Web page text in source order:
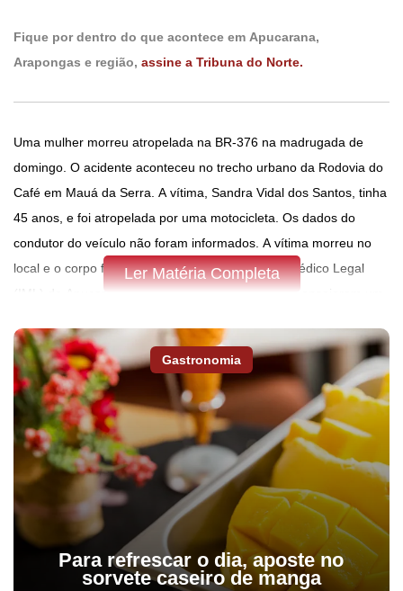
Fique por dentro do que acontece em Apucarana,
Arapongas e região, assine a Tribuna do Norte.
Uma mulher morreu atropelada na BR-376 na madrugada de
domingo. O acidente aconteceu no trecho urbano da Rodovia do
Café em Mauá da Serra. A vítima, Sandra Vidal dos Santos, tinha
45 anos, e foi atropelada por uma motocicleta. Os dados do
condutor do veículo não foram informados. A vítima morreu no
local e o corpo foi encaminhado para o Instituto Médico Legal
(IML) de Apucarana. Após a morte, os moradores ensaiaram um
redutores de velocidade. No final de semana passado, três
pessoas de uma mesma família - mãe e dois filhos - morreram
em acidente na entrada do distrito de São José, em Marilândia do
Sul. Os três eram moradores de Mauá da Serra.
Ler Matéria Completa
Gastronomia
Para refrescar o dia, aposte no
sorvete caseiro de manga